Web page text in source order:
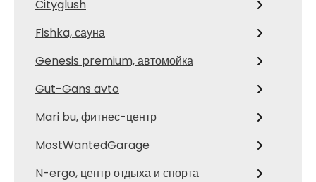
Cityglush
Fishka, сауна
Genesis premium, автомойка
Gut-Gans avto
Mari bu, фитнес-центр
MostWantedGarage
N-ergo, центр отдыха и спорта